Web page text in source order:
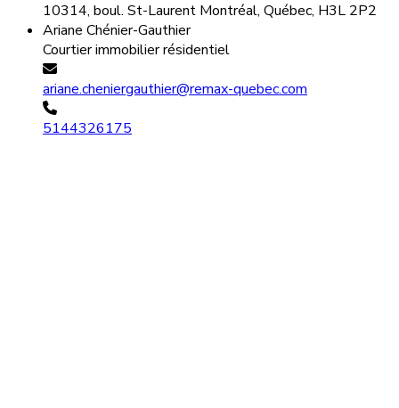
10314, boul. St-Laurent Montréal, Québec, H3L 2P2
Ariane Chénier-Gauthier
Courtier immobilier résidentiel
ariane.cheniergauthier@remax-quebec.com
5144326175